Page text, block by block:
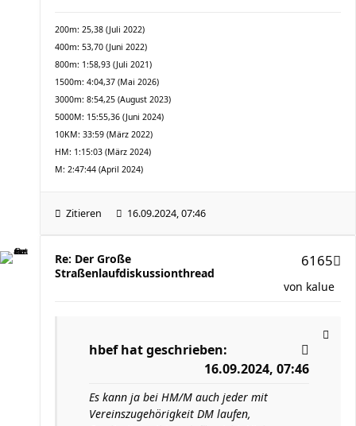
200m: 25,38 (Juli 2022)
400m: 53,70 (Juni 2022)
800m: 1:58,93 (Juli 2021)
1500m: 4:04,37 (Mai 2026)
3000m: 8:54,25 (August 2023)
5000M: 15:55,36 (Juni 2024)
10KM: 33:59 (März 2022)
HM: 1:15:03 (März 2024)
M: 2:47:44 (April 2024)
Zitieren 16.09.2024, 07:46
Re: Der Große
Straßenlaufdiskussionthread
6165
von kalue
hbefhat geschrieben:
16.09.2024, 07:46
Es kann ja bei HM/M auch jeder mit
Vereinszugehörigkeit DM laufen,